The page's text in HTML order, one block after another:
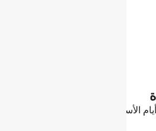
لتقديم المساعدة على إعادة